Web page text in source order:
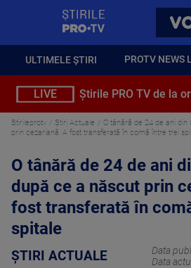
ULTIMELE ȘTIRI PROTV NEWS
LIVE Știrile PRO TV de la
Stirileprotv Știri Actuale
O tânără de 24 de ani
prin cezariană. A fost transferată în comă între trei
O tânără de 24 de ani
după ce a născut prin
fost transferată în
spitale
ȘTIRI ACTUALE Data
Data